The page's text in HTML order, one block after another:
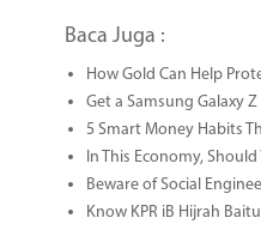
Baca Juga :
How Gold Can Help
Get a Samsung Galaxy
5 Smart Money Habits
In This Economy,
Beware of Social
Know KPR iB Hijrah